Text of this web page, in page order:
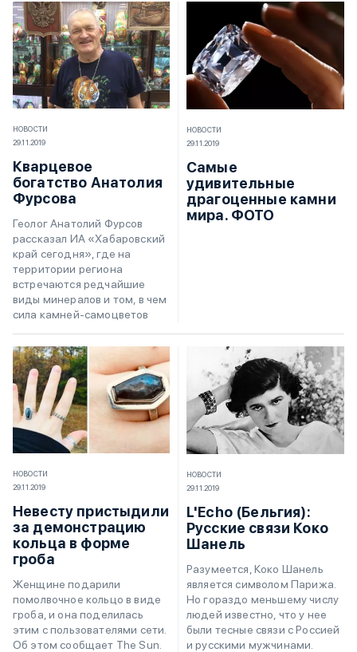
НОВОСТИ
29.11.2019
Кварцевое
богатство Анатолия
Фурсова
Геолог Анатолий Фурсов
рассказал ИА «Хабаровский
край сегодня», где на
территории региона
встречаются редчайшие
виды минералов и том, в чем
сила камней-самоцветов
НОВОСТИ
29.11.2019
Самые
удивительные
драгоценные камни
мира. ФОТО
НОВОСТИ
29.11.2019
Невесту пристыдили
за демонстрацию
кольца в форме
гроба
Женщине подарили
помолвочное кольцо в виде
гроба, и она поделилась
этим с пользователями сети.
Об этом сообщает The Sun.
НОВОСТИ
29.11.2019
L'Echo (Бельгия):
Русские связи Коко
Шанель
Разумеется, Коко Шанель
является символом Парижа.
Но гораздо меньшему числу
людей известно, что у нее
были тесные связи с Россией
и русскими мужчинами.